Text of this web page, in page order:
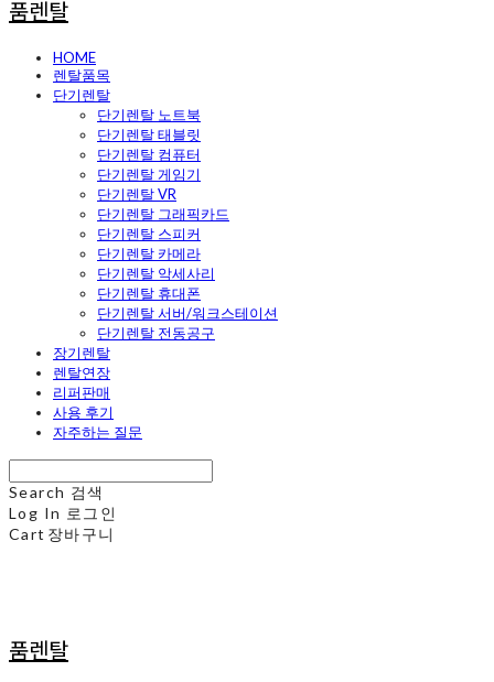
품렌탈
HOME
렌탈품목
단기렌탈
단기렌탈 노트북
단기렌탈 태블릿
단기렌탈 컴퓨터
단기렌탈 게임기
단기렌탈 VR
단기렌탈 그래픽카드
단기렌탈 스피커
단기렌탈 카메라
단기렌탈 악세사리
단기렌탈 휴대폰
단기렌탈 서버/워크스테이션
단기렌탈 전동공구
장기렌탈
렌탈연장
리퍼판매
사용 후기
자주하는 질문
Search 검색
Log In 로그인
Cart 장바구니
품렌탈